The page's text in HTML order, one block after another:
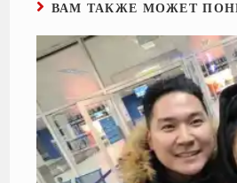
ВАМ ТАКЖЕ МОЖЕТ